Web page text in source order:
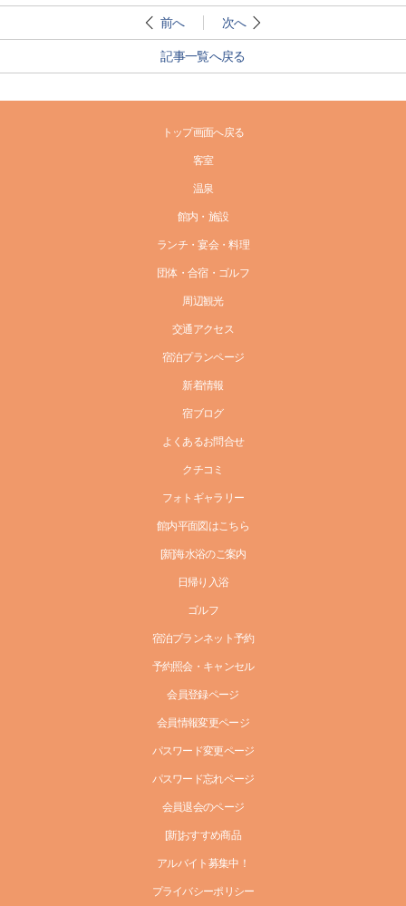
前へ 次へ
記事一覧へ戻る
トップ画面へ戻る
客室
温泉
館内・施設
ランチ・宴会・料理
団体・合宿・ゴルフ
周辺観光
交通アクセス
宿泊プランページ
新着情報
宿ブログ
よくあるお問合せ
クチコミ
フォトギャラリー
館内平面図はこちら
[新]海水浴のご案内
日帰り入浴
ゴルフ
宿泊プランネット予約
予約照会・キャンセル
会員登録ページ
会員情報変更ページ
パスワード変更ページ
パスワード忘れページ
会員退会のページ
[新]おすすめ商品
アルバイト募集中！
プライバシーポリシー